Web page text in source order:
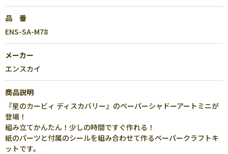
品 番
ENS-SA-M78
メーカー
エンスカイ
商品説明
『星のカービィ ディスカバリー』のペーパーシャドーアートミニが
登場！
組み立てかんたん！少しの時間ですぐ作れる！
紙のパーツと付属のシールを組み合わせて作るペーパークラフトキ
ットです。